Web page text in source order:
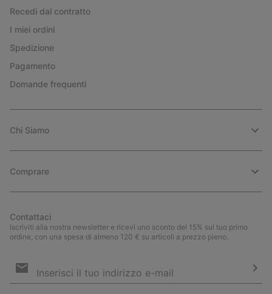
Recedi dal contratto
I miei ordini
Spedizione
Pagamento
Domande frequenti
Chi Siamo
Comprare
Contattaci
Iscriviti alla nostra newsletter e ricevi uno sconto del 15% sul tuo primo
ordine, con una spesa di almeno 120 € su articoli a prezzo pieno.
e-